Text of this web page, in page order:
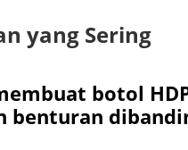
yang Sering
botol
benturan